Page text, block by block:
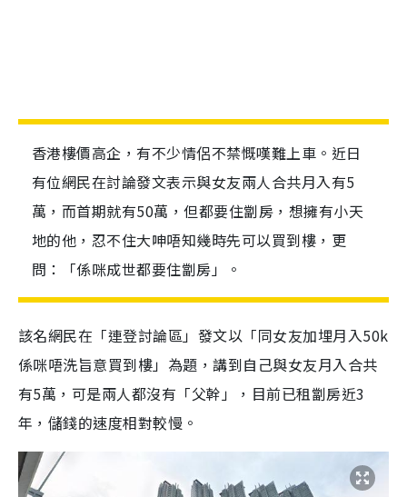
香港樓價高企，有不少情侶不禁慨嘆難上車。近日
有位網民在討論發文表示與女友兩人合共月入有5
萬，而首期就有50萬，但都要住劏房，想擁有小天
地的他，忍不住大呻唔知幾時先可以買到樓，更
問：「係咪成世都要住劏房」。
該名網民在「連登討論區」發文以「同女友加埋月入50k
係咪唔洗旨意買到樓」為題，講到自己與女友月入合共
有5萬，可是兩人都沒有「父幹」，目前已租劏房近3
年，儲錢的速度相對較慢。